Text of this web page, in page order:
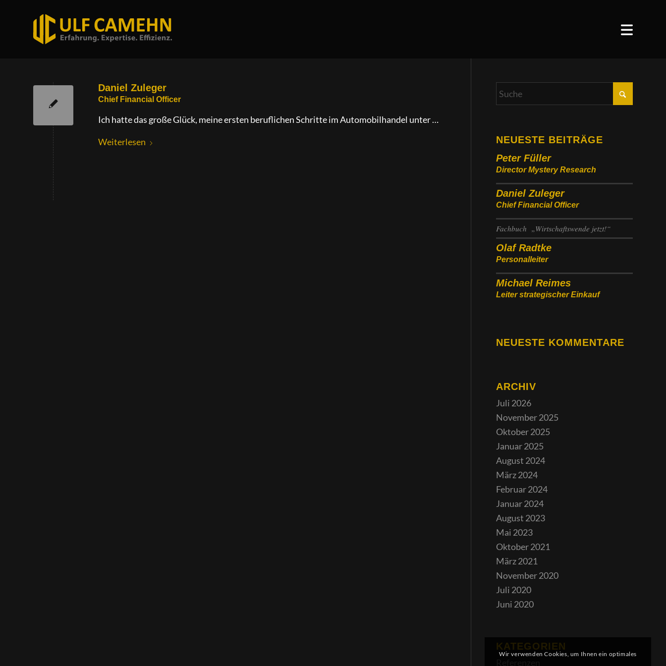
Daniel Zuleger
Chief Financial Officer
Ich hatte das große Glück, meine ersten beruflichen Schritte im Automobilhandel unter …
Weiterlesen
NEUESTE BEITRÄGE
Peter Füller
Director Mystery Research
Daniel Zuleger
Chief Financial Officer
Fachbuch „Wirtschaftswende jetzt!“
Olaf Radtke
Personalleiter
Michael Reimes
Leiter strategischer Einkauf
NEUESTE KOMMENTARE
ARCHIV
Juli 2026
November 2025
Oktober 2025
Januar 2025
August 2024
März 2024
Februar 2024
Januar 2024
August 2023
Mai 2023
Oktober 2021
März 2021
November 2020
Juli 2020
Juni 2020
KATEGORIEN
Wir verwenden Cookies, um Ihnen ein optimales